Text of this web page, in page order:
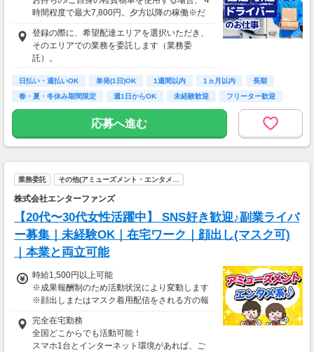
時間程度で最大7,800円。夕方以降の稼働※だ
と４時間程度で最8,400円の報酬が獲得可能！
給与ではなく、委託業務に応じた報酬をお支払
いする業務委託のお仕事です。うれしい週払
い。
を想定。地域により異なります。
払いますが、可能な場合は、より早く、週払い
で前週稼働分をお支払いします。
登録の際に、希望配達エリアを選択いただき、
そのエリアでの業務を委託します（業務委
登録の際に、希望配達エリアを選択いただき、
そのエリアでの業務を委託します（業務委
託）。
日払い・週払いOK 単発(1日)OK 1週間以内 1ヵ月以内
長期
春・夏・冬休み期間限定
週1日からOK 未経験歓迎 フリーター歓迎
応募へ進む
業務委託 その他(アミューズメント・エンタメ…
株式会社エンターファンズ
【20代〜30代女性活躍中】 SNS好き歓迎♪副業ライバ
ー募集｜未経験OK｜在宅ワーク｜顔出し(マスク可)
｜本業と両立可能
時給1,500円以上可能
※成果報酬制のため活動状況により変動します
※顔出しまたはマスク着用配信をされる方の報
酬基準となります
【収入例】
■事務職Aさん（週3日・月50時間程度）
完全在宅勤務
全国どこからでも活動可能！
スマホ1台とインターネット環境があれば、ご